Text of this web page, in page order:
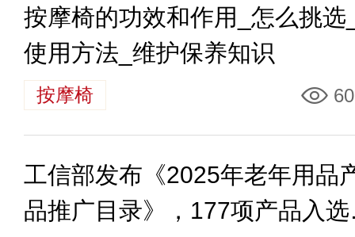
按摩椅的功效和作用_怎么挑选
使用方法_维护保养知识
按摩椅
工信部发布《2025年老年用品
品推广目录》，177项产品入选